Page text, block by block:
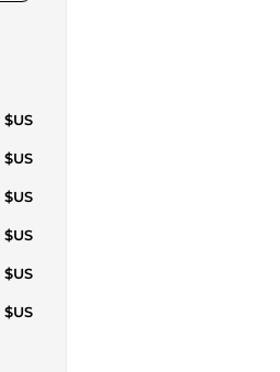
$US
$US
$US
$US
$US